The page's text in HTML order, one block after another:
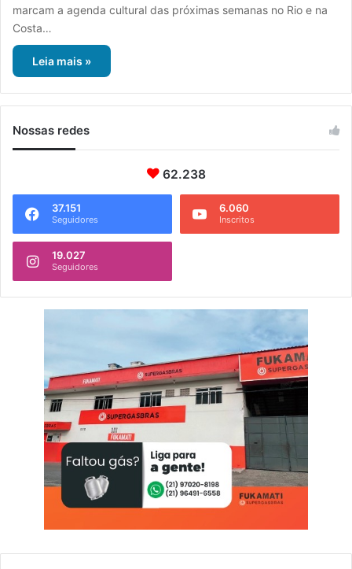
marcam a agenda cultural das próximas semanas no Rio e na
Costa…
Leia mais »
Nossas redes
62.238
37.151
Seguidores
6.060
Inscritos
19.027
Seguidores